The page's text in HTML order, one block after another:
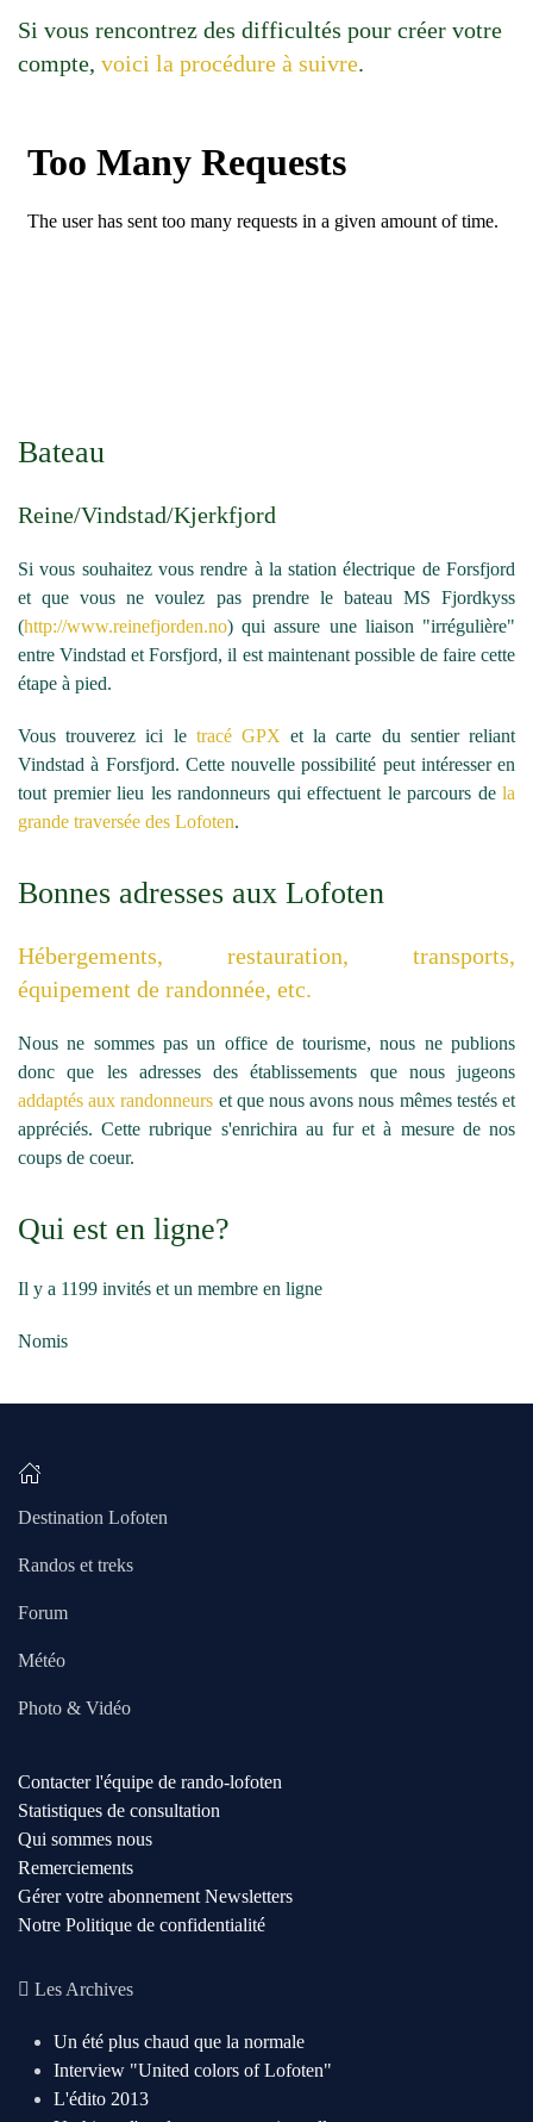
Si vous rencontrez des difficultés pour créer votre
compte, voici la procédure à suivre.
Bateau
Reine/Vindstad/Kjerkfjord
Si vous souhaitez vous rendre à la station électrique de Forsfjord
et que vous ne voulez pas prendre le bateau MS Fjordkyss
(http://www.reinefjorden.no) qui assure une liaison "irrégulière"
entre Vindstad et Forsfjord, il est maintenant possible de faire cette
étape à pied.
Vous trouverez ici le tracé GPX et la carte du sentier reliant
Vindstad à Forsfjord. Cette nouvelle possibilité peut intéresser en
tout premier lieu les randonneurs qui effectuent le parcours de la
grande traversée des Lofoten.
Bonnes adresses aux Lofoten
Hébergements, restauration, transports,
équipement de randonnée, etc.
Nous ne sommes pas un office de tourisme, nous ne publions
donc que les adresses des établissements que nous jugeons
addaptés aux randonneurs et que nous avons nous mêmes testés et
appréciés. Cette rubrique s'enrichira au fur et à mesure de nos
coups de coeur.
Qui est en ligne?
Il y a 1199 invités et un membre en ligne
Nomis
Destination Lofoten
Randos et treks
Forum
Météo
Photo & Vidéo
Contacter l'équipe de rando-lofoten
Statistiques de consultation
Qui sommes nous
Remerciements
Gérer votre abonnement Newsletters
Notre Politique de confidentialité
Les Archives
Un été plus chaud que la normale
Interview "United colors of Lofoten"
L'édito 2013